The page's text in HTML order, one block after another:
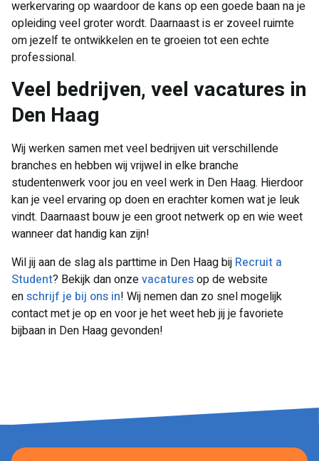
werkervaring op waardoor de kans op een goede baan na je
opleiding veel groter wordt. Daarnaast is er zoveel ruimte
om jezelf te ontwikkelen en te groeien tot een echte
professional.
Veel bedrijven, veel vacatures in
Den Haag
Wij werken samen met veel bedrijven uit verschillende
branches en hebben wij vrijwel in elke branche
studentenwerk voor jou en veel werk in Den Haag. Hierdoor
kan je veel ervaring op doen en erachter komen wat je leuk
vindt. Daarnaast bouw je een groot netwerk op en wie weet
wanneer dat handig kan zijn!
Wil jij aan de slag als parttime in Den Haag bij Recruit a
Student? Bekijk dan onzevacaturesop de website
enschrijf je bij ons in! Wij nemen dan zo snel mogelijk
contact met je op en voor je het weet heb jij je favoriete
bijbaan in Den Haag gevonden!